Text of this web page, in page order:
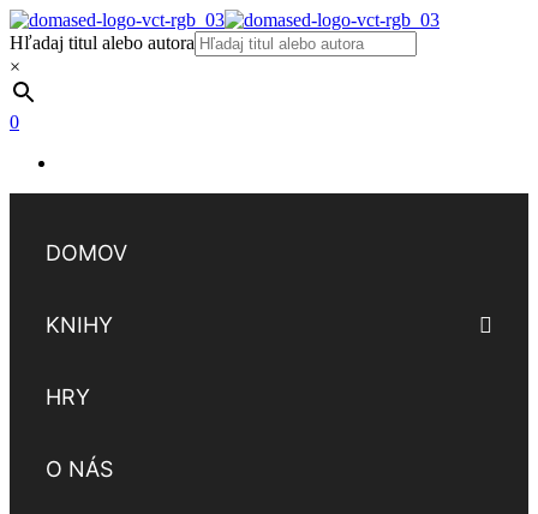
Hľadaj titul alebo autora
×
0
DOMOV
KNIHY
HRY
O NÁS